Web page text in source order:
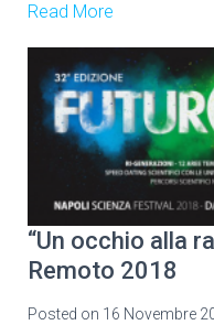
Read More
“Un occhio alla
Remoto 2018
Posted on 16 Novembre